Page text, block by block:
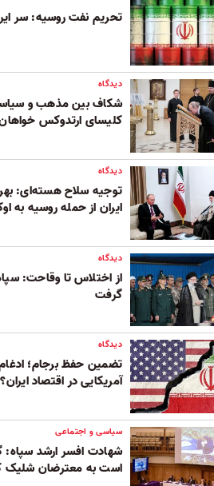
تحریم نفت روسیه: سر
دیدگاه
شکاف بین مذهب و
کلیسای ارتدوکس
دیدگاه
توجیه سلاح هسته‌ای:
ایران از حمله روسیه به
دیدگاه
از اختلاس تا وقاحت:
گرفت
دیدگاه
تضمین حفظ برجام؛
آمریکایی در اقتصاد ایران؟
سیاسی و اجتماعی
شهادت افسر ارشد سپاه:
است به معترضان شلیک